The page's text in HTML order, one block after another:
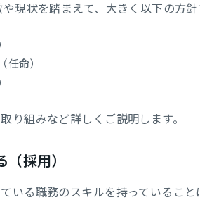
現状を踏まえて、大きく以下の方針
命）
り組みなど詳しくご説明します。
採用）
いる職務のスキルを持っていること